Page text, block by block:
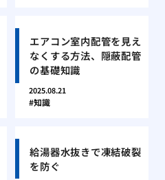
エアコン室内配管を見え
なくする方法、隠蔽配管
の基礎知識
2025.08.21
知識
給湯器水抜きで凍結破裂
を防ぐ